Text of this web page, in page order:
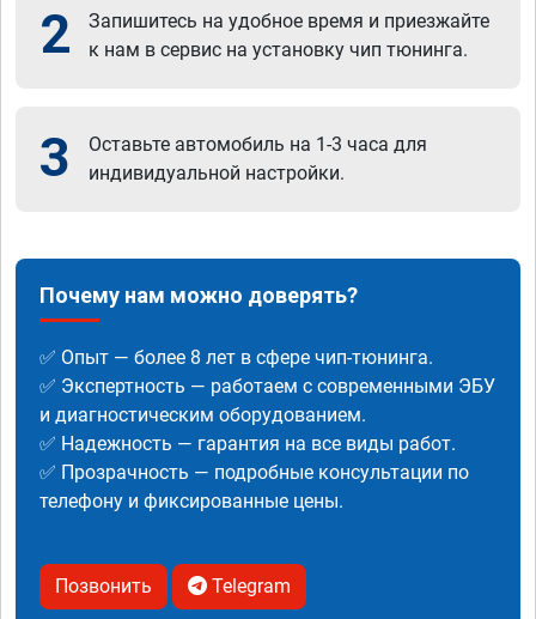
2
Запишитесь на удобное время и приезжайте
к нам в сервис на установку чип тюнинга.
3
Оставьте автомобиль на 1-3 часа для
индивидуальной настройки.
Почему нам можно доверять?
✅ Опыт — более 8 лет в сфере чип-тюнинга.
✅ Экспертность — работаем с современными ЭБУ
и диагностическим оборудованием.
✅ Надежность — гарантия на все виды работ.
✅ Прозрачность — подробные консультации по
телефону и фиксированные цены.
Позвонить Telegram